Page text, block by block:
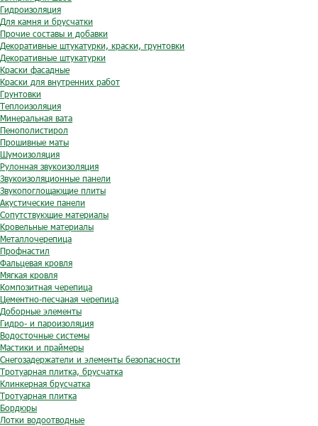
Гидроизоляция
Для камня и брусчатки
Прочие составы и добавки
Декоративные штукатурки, краски, грунтовки
Декоративные штукатурки
Краски фасадные
Краски для внутренних работ
Грунтовки
Теплоизоляция
Минеральная вата
Пенополистирол
Прошивные маты
Шумоизоляция
Рулонная звукоизоляция
Звукоизоляционные панели
Звукопоглощающие плиты
Акустические панели
Сопутствующие материалы
Кровельные материалы
Металлочерепица
Профнастил
Фальцевая кровля
Мягкая кровля
Композитная черепица
Цементно-песчаная черепица
Доборные элементы
Гидро- и пароизоляция
Водосточные системы
Мастики и праймеры
Снегозадержатели и элементы безопасности
Тротуарная плитка, брусчатка
Клинкерная брусчатка
Тротуарная плитка
Бордюры
Лотки водоотводные